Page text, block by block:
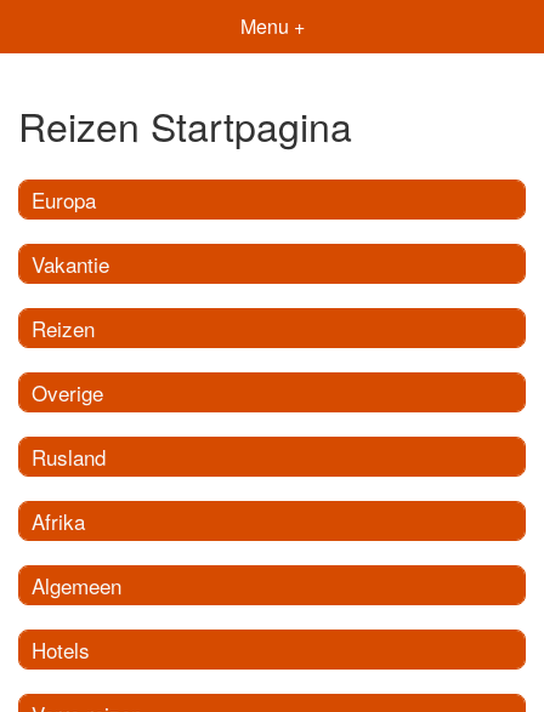
Menu +
Reizen Startpagina
Europa
Vakantie
Reizen
Overige
Rusland
Afrika
Algemeen
Hotels